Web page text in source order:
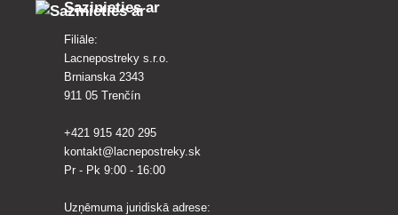
Sazinieties ar
Filiāle:
Lacnepostreky s.r.o.
Brnianska 2343
911 05 Trenčín
+421 915 420 295
kontakt@lacnepostreky.sk
Pr - Pk 9:00 - 16:00
Uzņēmuma juridiskā adrese: